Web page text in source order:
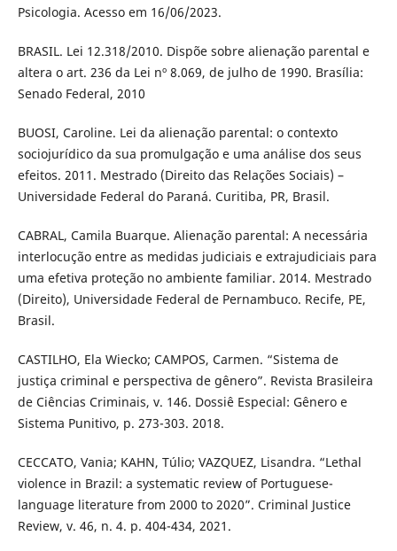
Psicologia. Acesso em 16/06/2023.
BRASIL. Lei 12.318/2010. Dispõe sobre alienação parental e
altera o art. 236 da Lei nº 8.069, de julho de 1990. Brasília:
Senado Federal, 2010
BUOSI, Caroline. Lei da alienação parental: o contexto
sociojurídico da sua promulgação e uma análise dos seus
efeitos. 2011. Mestrado (Direito das Relações Sociais) –
Universidade Federal do Paraná. Curitiba, PR, Brasil.
CABRAL, Camila Buarque. Alienação parental: A necessária
interlocução entre as medidas judiciais e extrajudiciais para
uma efetiva proteção no ambiente familiar. 2014. Mestrado
(Direito), Universidade Federal de Pernambuco. Recife, PE,
Brasil.
CASTILHO, Ela Wiecko; CAMPOS, Carmen. “Sistema de
justiça criminal e perspectiva de gênero”. Revista Brasileira
de Ciências Criminais, v. 146. Dossiê Especial: Gênero e
Sistema Punitivo, p. 273-303. 2018.
CECCATO, Vania; KAHN, Túlio; VAZQUEZ, Lisandra. “Lethal
violence in Brazil: a systematic review of Portuguese-
language literature from 2000 to 2020”. Criminal Justice
Review, v. 46, n. 4. p. 404-434, 2021.